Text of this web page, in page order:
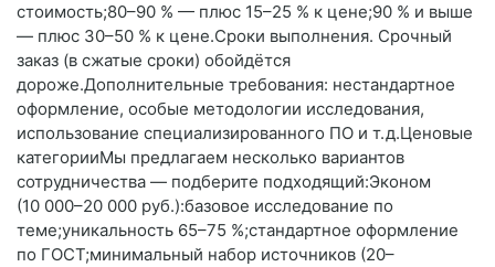
стоимость;80–90 % — плюс 15–25 % к цене;90 % и выше
— плюс 30–50 % к цене.Сроки выполнения. Срочный
заказ (в сжатые сроки) обойдётся
дороже.Дополнительные требования: нестандартное
оформление, особые методологии исследования,
использование специализированного ПО и т. д.Ценовые
категорииМы предлагаем несколько вариантов
сотрудничества — подберите подходящий:Эконом
(10 000–20 000 руб.):базовое исследование по
теме;уникальность 65–75 %;стандартное оформление
по ГОСТ;минимальный набор источников (20–